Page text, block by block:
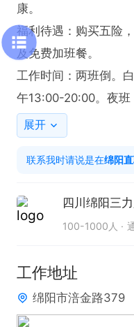
康。
福利待遇：购买五险
及免费加班餐。
工作时间：两班倒。
午13:00-20:00。夜
展开
联系我时请说是在绵阳
四川绵阳三
100-1000人
工作地址
绵阳市涪金路379